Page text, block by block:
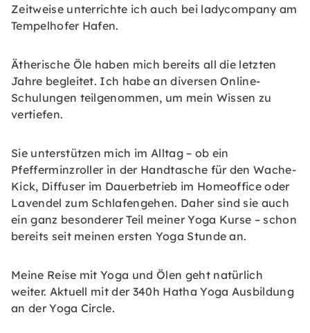
Zeitweise unterrichte ich auch bei ladycompany am
Tempelhofer Hafen.
Ätherische Öle haben mich bereits all die letzten
Jahre begleitet. Ich habe an diversen Online-
Schulungen teilgenommen, um mein Wissen zu
vertiefen.
Sie unterstützen mich im Alltag – ob ein
Pfefferminzroller in der Handtasche für den Wache-
Kick, Diffuser im Dauerbetrieb im Homeoffice oder
Lavendel zum Schlafengehen. Daher sind sie auch
ein ganz besonderer Teil meiner Yoga Kurse – schon
bereits seit meinen ersten Yoga Stunde an.
Meine Reise mit Yoga und Ölen geht natürlich
weiter. Aktuell mit der 340h Hatha Yoga Ausbildung
an der Yoga Circle.